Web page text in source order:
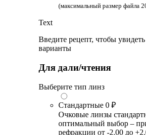
(максимальный размер файла
Text
Введите рецепт, чтобы
варианты
Для дали/чтения
Выберите тип линз
Стандартные 0 ₽
Очковые линзы
оптимальный выбор –
рефракции от -2.00 до